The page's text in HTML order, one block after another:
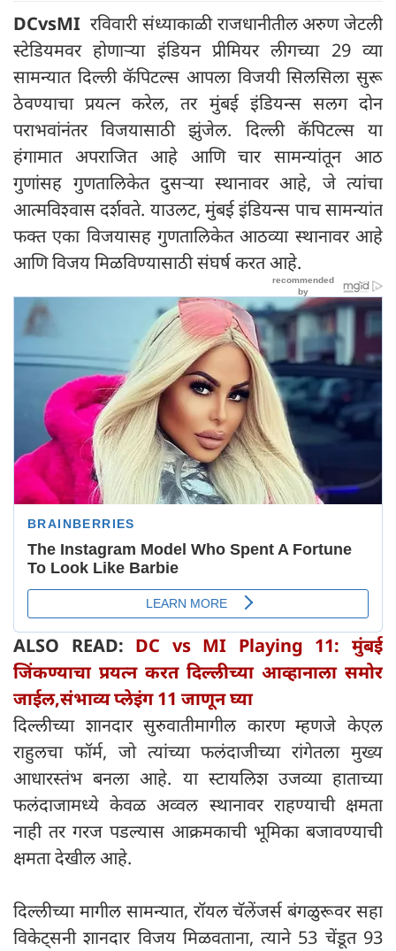
DCvsMI रविवारी संध्याकाळी राजधानीतील अरुण जेटली
स्टेडियमवर होणाऱ्या इंडियन प्रीमियर लीगच्या 29 व्या
सामन्यात दिल्ली कॅपिटल्स आपला विजयी सिलसिला सुरू
ठेवण्याचा प्रयत्न करेल, तर मुंबई इंडियन्स सलग दोन
पराभवांनंतर विजयासाठी झुंजेल. दिल्ली कॅपिटल्स या
हंगामात अपराजित आहे आणि चार सामन्यांतून आठ
गुणांसह गुणतालिकेत दुसऱ्या स्थानावर आहे, जे त्यांचा
आत्मविश्वास दर्शवते. याउलट, मुंबई इंडियन्स पाच सामन्यांत
फक्त एका विजयासह गुणतालिकेत आठव्या स्थानावर आहे
आणि विजय मिळविण्यासाठी संघर्ष करत आहे.
ALSO READ: DC vs MI Playing 11: मुंबई
जिंकण्याचा प्रयत्न करत दिल्लीच्या आव्हानाला समोर
जाईल,संभाव्य प्लेइंग 11 जाणून घ्या
दिल्लीच्या शानदार सुरुवातीमागील कारण म्हणजे केएल
राहुलचा फॉर्म, जो त्यांच्या फलंदाजीच्या रांगेतला मुख्य
आधारस्तंभ बनला आहे. या स्टायलिश उजव्या हाताच्या
फलंदाजामध्ये केवळ अव्वल स्थानावर राहण्याची क्षमता
नाही तर गरज पडल्यास आक्रमकाची भूमिका बजावण्याची
क्षमता देखील आहे.
दिल्लीच्या मागील सामन्यात, रॉयल चॅलेंजर्स बंगळुरूवर सहा
विकेट्सनी शानदार विजय मिळवताना, त्याने 53 चेंडूत 93